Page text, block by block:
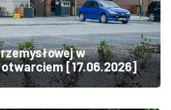
w
[17.06.2026]